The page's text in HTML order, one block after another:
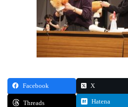
Facebook X
Threads Hatena